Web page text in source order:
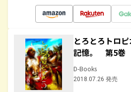
とろとろトロ
記憶。 第5巻
D-Books
2018.07.26 発売